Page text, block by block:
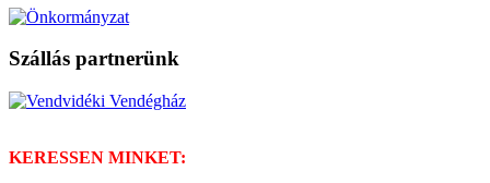
Szállás partnerünk
KERESSEN MINKET: